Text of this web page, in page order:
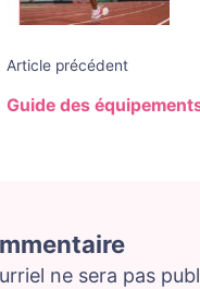
Article précédent
Guide des
ne sera pas